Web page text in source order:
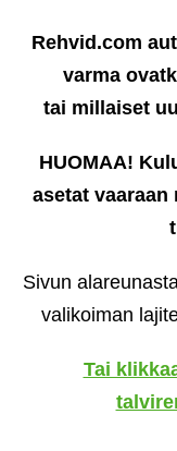
Rehvid.com
varma
tai millaiset
HUOMAA!
asetat
Sivun
valikoiman
Tai